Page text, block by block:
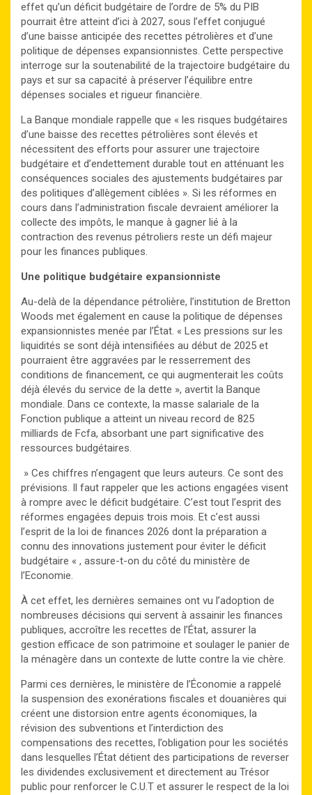
effet qu’un déficit budgétaire de l’ordre de 5% du PIB
pourrait être atteint d’ici à 2027, sous l’effet conjugué
d’une baisse anticipée des recettes pétrolières et d’une
politique de dépenses expansionnistes. Cette perspective
interroge sur la soutenabilité de la trajectoire budgétaire du
pays et sur sa capacité à préserver l’équilibre entre
dépenses sociales et rigueur financière.
La Banque mondiale rappelle que « les risques budgétaires
d’une baisse des recettes pétrolières sont élevés et
nécessitent des efforts pour assurer une trajectoire
budgétaire et d’endettement durable tout en atténuant les
conséquences sociales des ajustements budgétaires par
des politiques d’allègement ciblées ». Si les réformes en
cours dans l’administration fiscale devraient améliorer la
collecte des impôts, le manque à gagner lié à la
contraction des revenus pétroliers reste un défi majeur
pour les finances publiques.
Une politique budgétaire expansionniste
Au-delà de la dépendance pétrolière, l’institution de Bretton
Woods met également en cause la politique de dépenses
expansionnistes menée par l’État. « Les pressions sur les
liquidités se sont déjà intensifiées au début de 2025 et
pourraient être aggravées par le resserrement des
conditions de financement, ce qui augmenterait les coûts
déjà élevés du service de la dette », avertit la Banque
mondiale. Dans ce contexte, la masse salariale de la
Fonction publique a atteint un niveau record de 825
milliards de Fcfa, absorbant une part significative des
ressources budgétaires.
» Ces chiffres n’engagent que leurs auteurs. Ce sont des
prévisions. Il faut rappeler que les actions engagées visent
à rompre avec le déficit budgétaire. C’est tout l’esprit des
réformes engagées depuis trois mois. Et c’est aussi
l’esprit de la loi de finances 2026 dont la préparation a
connu des innovations justement pour éviter le déficit
budgétaire « , assure-t-on du côté du ministère de
l’Economie.
À cet effet, les dernières semaines ont vu l’adoption de
nombreuses décisions qui servent à assainir les finances
publiques, accroître les recettes de l’État, assurer la
gestion efficace de son patrimoine et soulager le panier de
la ménagère dans un contexte de lutte contre la vie chère.
Parmi ces dernières, le ministère de l’Économie a rappelé
la suspension des exonérations fiscales et douanières qui
créent une distorsion entre agents économiques, la
révision des subventions et l’interdiction des
compensations des recettes, l’obligation pour les sociétés
dans lesquelles l’État détient des participations de reverser
les dividendes exclusivement et directement au Trésor
public pour renforcer le C.U.T et assurer le respect de la loi